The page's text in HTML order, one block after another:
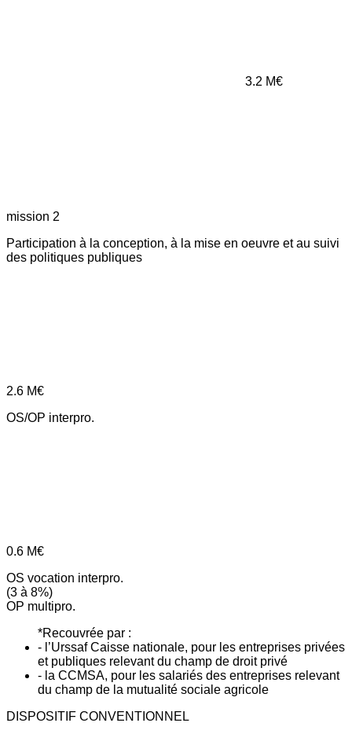
3.2 M€
mission 2
Participation à la conception, à la mise en oeuvre et au suivi
des politiques publiques
2.6 M€
OS/OP interpro.
0.6 M€
OS vocation interpro.
(3 à 8%)
OP multipro.
*Recouvrée par :
- l’Urssaf Caisse nationale, pour les entreprises privées
et publiques relevant du champ de droit privé
- la CCMSA, pour les salariés des entreprises relevant
du champ de la mutualité sociale agricole
DISPOSITIF CONVENTIONNEL